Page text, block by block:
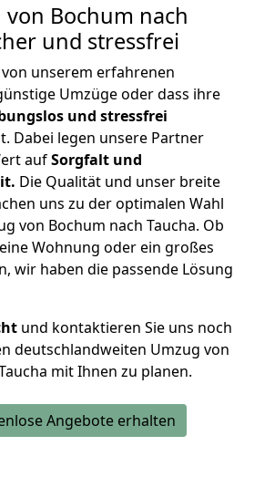
von Bochum nach
und stressfrei
unserem erfahrenen
Umzüge oder dass ihre
und stressfrei
Dabei legen unsere Partner
aufSorgfalt und
Die Qualität und unser breite
uns zu der optimalen Wahl
von Bochum nach Taucha. Ob
Wohnung oder ein großes
wir haben die passende Lösung
und kontaktieren Sie uns noch
deutschlandweiten Umzug von
mit Ihnen zu planen.
Angebote erhalten